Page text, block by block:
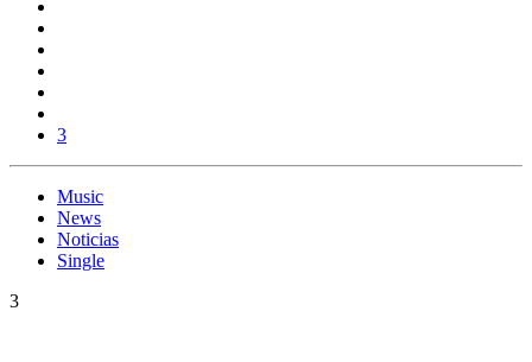
3
Music
News
Noticias
Single
3